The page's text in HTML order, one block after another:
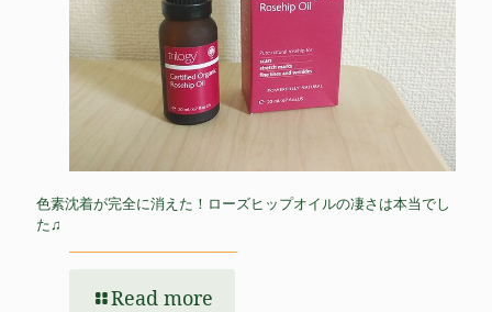
色素沈着が完全に消えた！ローズヒップオイルの凄さは本当でし
た♫
Read more